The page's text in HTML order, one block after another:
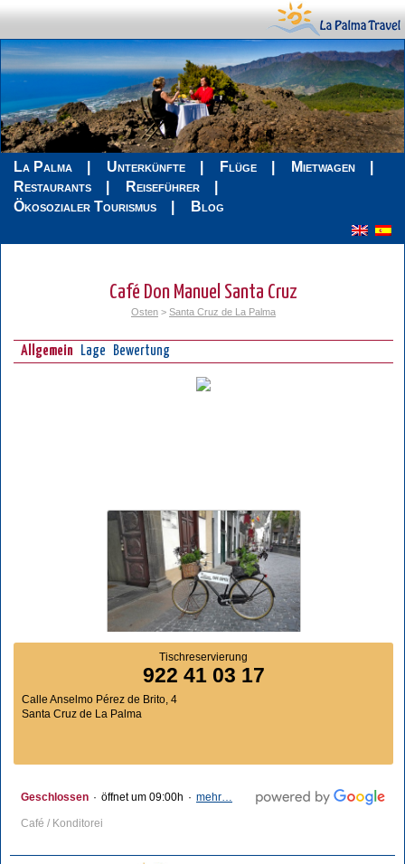
La Palma Unterkünfte Flüge
Mietwagen
Restaurants
Reiseführer
Ökosozialer Tourismus
Blog
Café Don Manuel Santa Cruz
Osten > Santa Cruz de La Palma
Allgemein Lage Bewertung
Tischreservierung
922 41 03 17
Calle Anselmo Pérez de Brito, 4
Santa Cruz de La Palma
Geschlossen · öffnet um 09:00h · mehr…
Café / Konditorei